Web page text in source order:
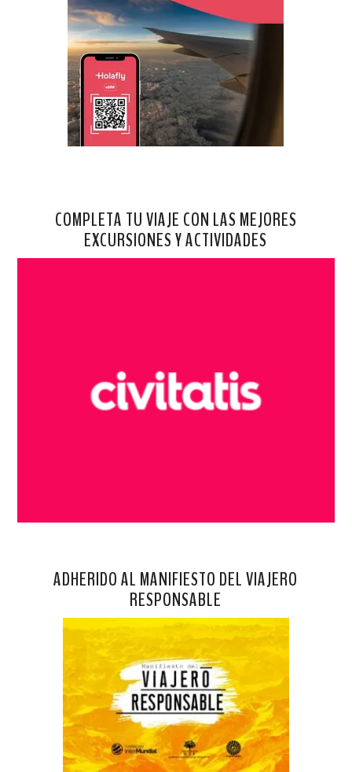
COMPLETA TU VIAJE CON LAS MEJORES
EXCURSIONES Y ACTIVIDADES
ADHERIDO AL MANIFIESTO DEL VIAJERO
RESPONSABLE